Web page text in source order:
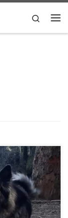
Search